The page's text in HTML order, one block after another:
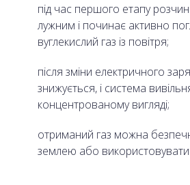
під час першого етапу
лужним і починає активно
вуглекислий газ із повітря;
після зміни електричного
знижується, і система
концентрованому вигляді;
отриманий газ можна
землею або використовувати